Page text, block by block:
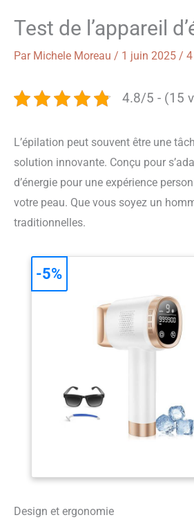
Test de l’appareil
Par Michele Moreau / 1 juin 2025 /
4.8/5 - (15
L’épilation peut souvent être une
solution innovante. Conçu pour
d’énergie pour une expérience
votre peau. Que vous soyez un
traditionnelles.
-5%
Design et ergonomie